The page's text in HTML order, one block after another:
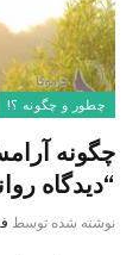
چطور و چگونه ؟!
چگونه
“دیدگاه
نوشته شده توسط